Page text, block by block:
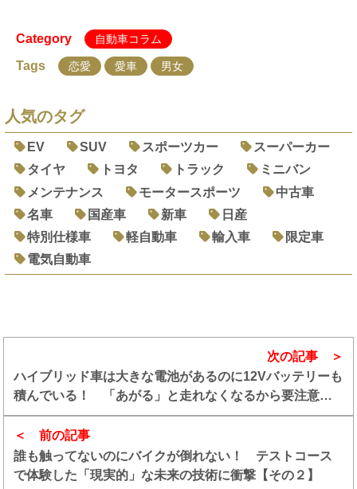
Category 自動車コラム
Tags 恋愛 愛車 男女
人気のタグ
EV SUV スポーツカー
スーパーカー
タイヤ
トヨタ トラック
ミニバン
メンテナンス
モータースポーツ
中古車
名車
国産車 新車
日産
特別仕様車
軽自動車 輸入車
限定車
電気自動車
前の記事
誰も触ってないのにバイクが倒れない！ テストコース
で体験した「現実的」な未来の技術に衝撃【その２】
次の記事
ハイブリッド車は大きな電池があるのに12Vバッテリーも
積んでいる！ 「あがる」と走れなくなるから要注意だ
った